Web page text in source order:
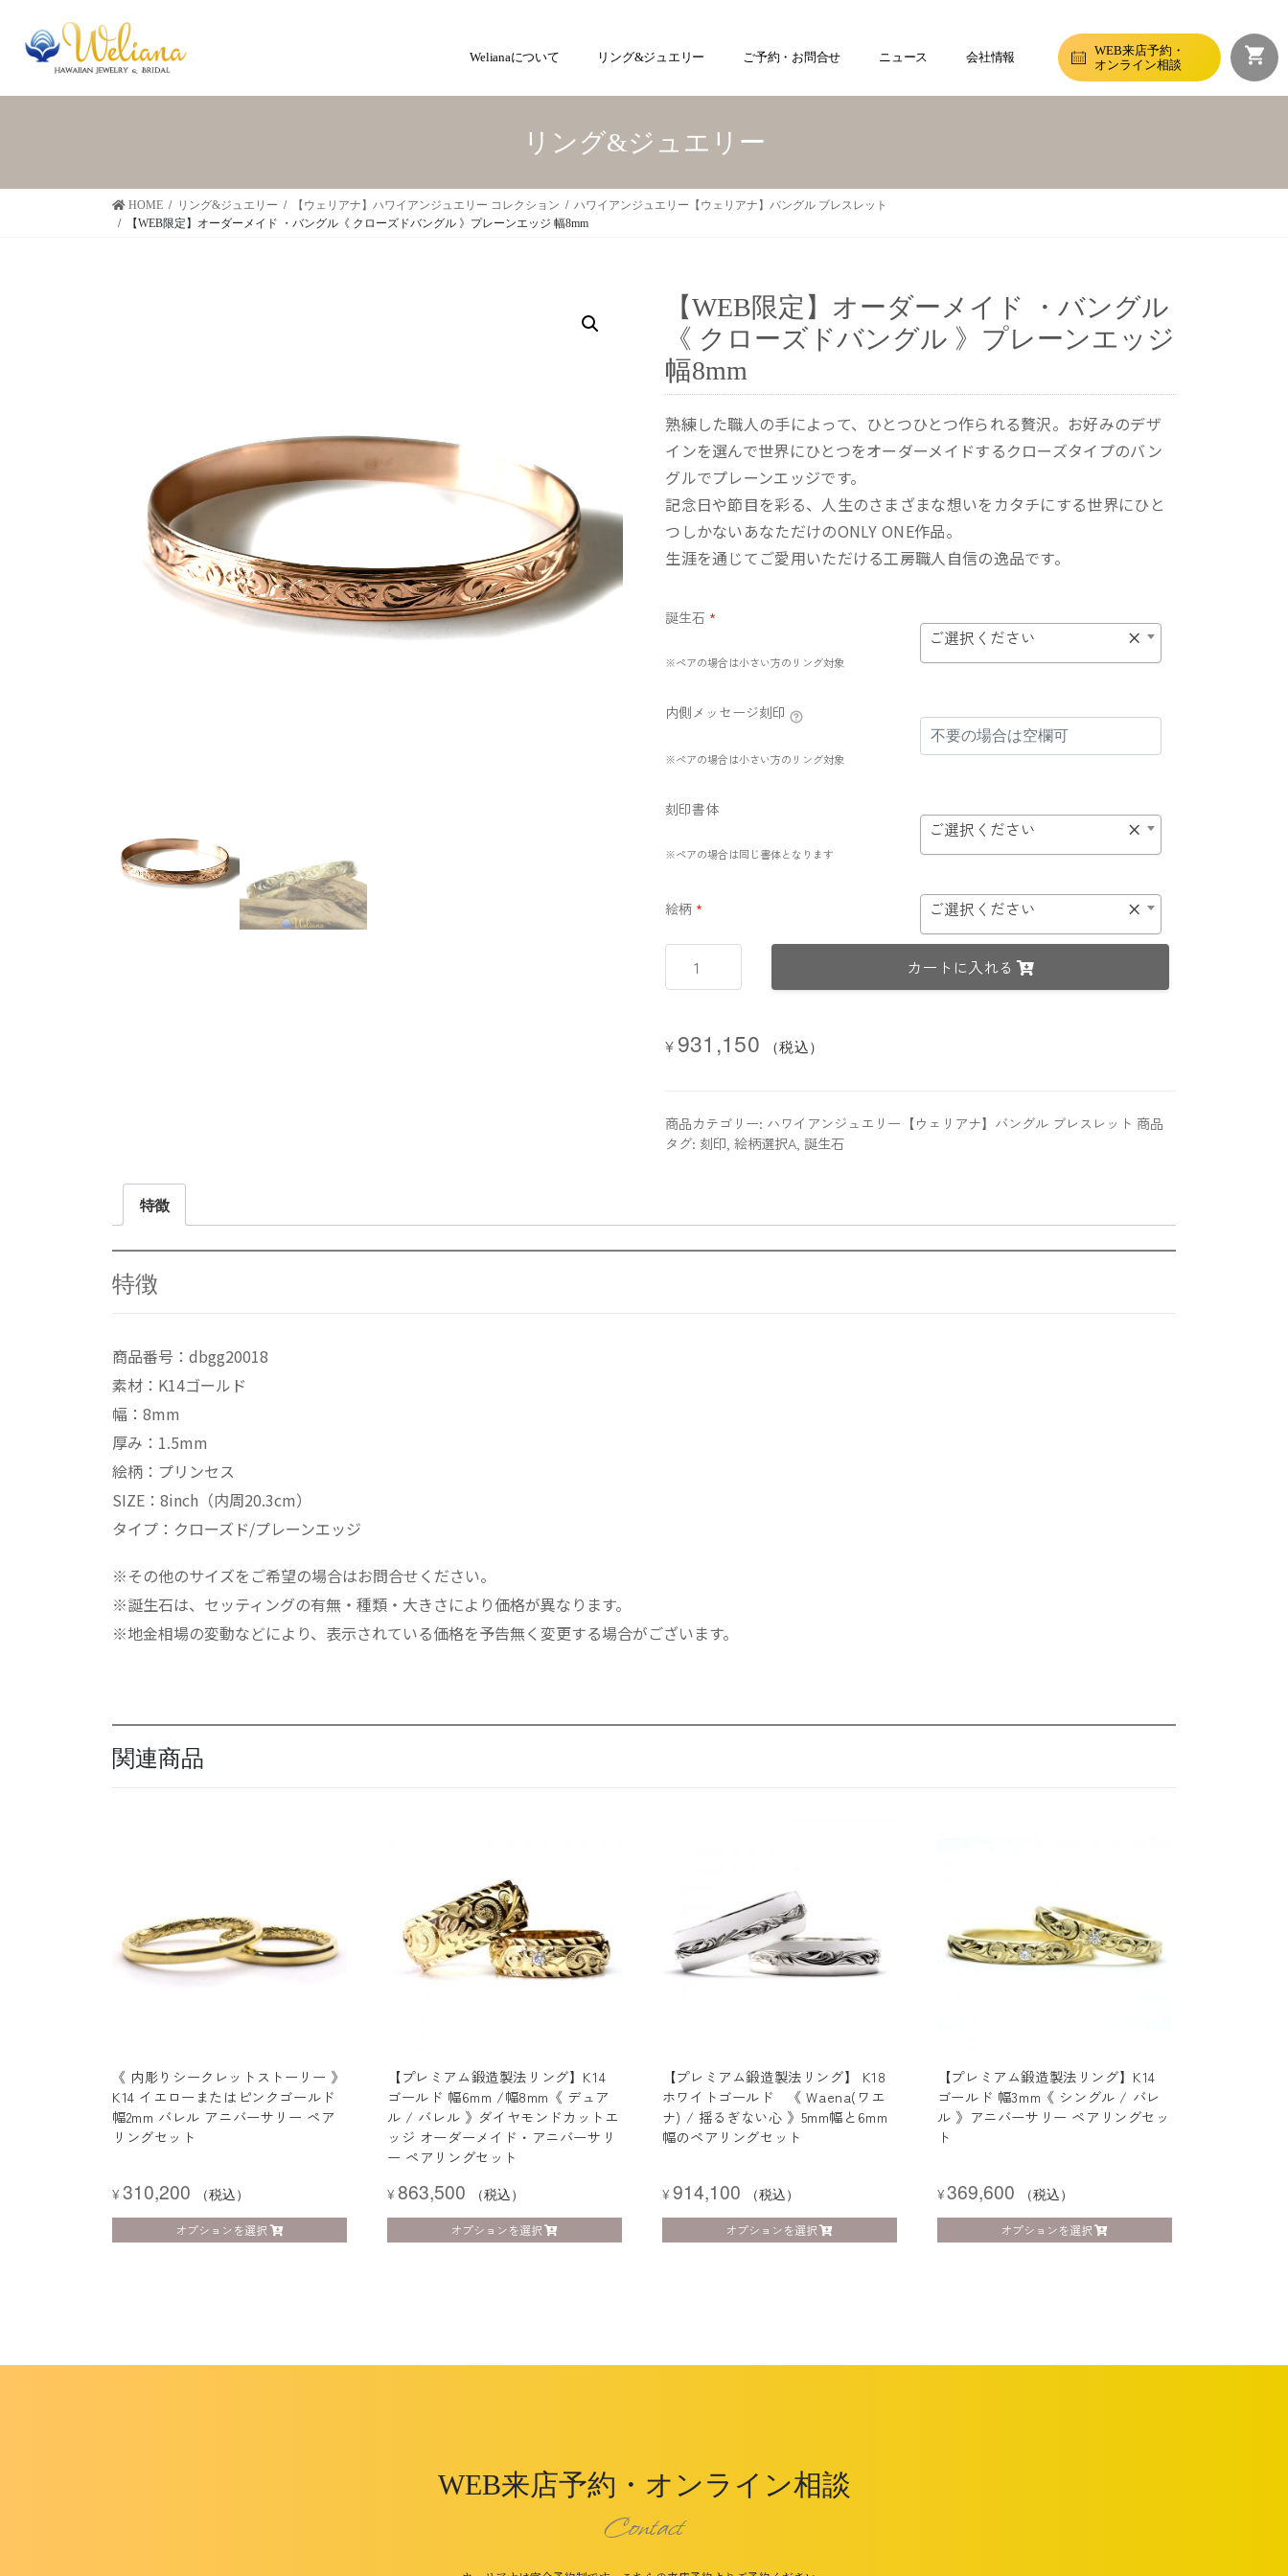
Welianaについて リング&ジュエリー ご予約・お問合せ ニュース 会社情報
WEB来店予約・
オンライン相談
リング&ジュエリー
HOME リング&ジュエリー 【ウェリアナ】ハワイアンジュエリー コレクション
ハワイアンジュエリー【ウェリアナ】バングル ブレスレット
【WEB限定】オーダーメイド ・バングル《 クローズドバングル 》プレーンエッジ 幅8mm
【WEB限定】オーダーメイド ・バングル
《 クローズドバングル 》プレーンエッジ
幅8mm
熟練した職人の手によって、ひとつひとつ作られる贅沢。お好みのデザ
インを選んで世界にひとつをオーダーメイドするクローズタイプのバン
グルでプレーンエッジです。
記念日や節目を彩る、人生のさまざまな想いをカタチにする世界にひと
つしかないあなただけのONLY ONE作品。
生涯を通じてご愛用いただける工房職人自信の逸品です。
誕生石 *
※ペアの場合は小さい方のリング対象
×
ご選択ください
内側メッセージ刻印
※ペアの場合は小さい方のリング対象
刻印書体
※ペアの場合は同じ書体となります
×
ご選択ください
絵柄 * ×
ご選択ください
ー
メ
イ
ン
グ
ン
エ
カートに入れる
¥ 931,150 （税込）
商品カテゴリー: ハワイアンジュエリー【ウェリアナ】バングル ブレスレット 商品
タグ: 刻印 ,絵柄選択A ,誕生石
特徴
特徴
商品番号：dbgg20018
素材：K14ゴールド
幅：8mm
厚み：1.5mm
絵柄：プリンセス
SIZE：8inch（内周20.3cm）
タイプ：クローズド/プレーンエッジ
※その他のサイズをご希望の場合はお問合せください。
※誕生石は、セッティングの有無・種類・大きさにより価格が異なります。
※地金相場の変動などにより、表示されている価格を予告無く変更する場合がございます。
関連商品
《 内彫りシークレットストーリー 》
K14 イエローまたはピンクゴールド
幅2mm バレル アニバーサリー ペア
リングセット
¥ 310,200 （税込）
オプションを選択
【プレミアム鍛造製法リング】K14
ゴールド 幅6mm /幅8mm《 デュア
ル / バレル 》ダイヤモンドカットエ
ッジ オーダーメイド・アニバーサリ
ー ペアリングセット
¥ 863,500 （税込）
オプションを選択
【プレミアム鍛造製法リング】 K18
ホワイトゴールド 《 Waena(ワエ
ナ) / 揺るぎない心 》5mm幅と6mm
幅のペアリングセット
¥ 914,100 （税込）
オプションを選択
【プレミアム鍛造製法リング】K14
ゴールド 幅3mm《 シングル / バレ
ル 》アニバーサリー ペアリングセッ
ト
¥369,600 （税込）
オプションを選択
WEB来店予約・オンライン相談
Contact